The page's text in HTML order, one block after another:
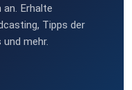
Erhalte
Tipps der
mehr.